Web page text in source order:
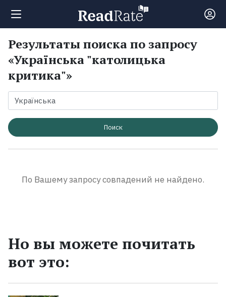
Поиск
Новости
Рейтинги
Экранизации
Результаты поиска по запросу
«Українська "католицька
критика"»
Поиск
По Вашему запросу совпадений не найдено.
Но вы можете почитать
вот это: